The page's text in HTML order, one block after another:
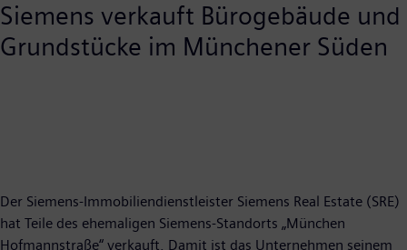
Siemens verkauft Bürogebäude und
Grundstücke im Münchener Süden
Der Siemens-Immobiliendienstleister Siemens Real Estate (SRE)
hat Teile des ehemaligen Siemens-Standorts „München
Hofmannstraße“ verkauft. Damit ist das Unternehmen seinem